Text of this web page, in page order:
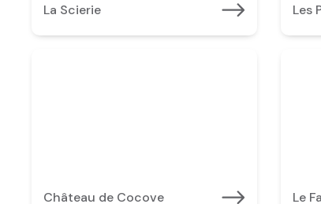
La Scierie Les
Château de Cocove Le